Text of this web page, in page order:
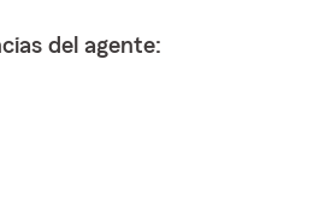
del agente: